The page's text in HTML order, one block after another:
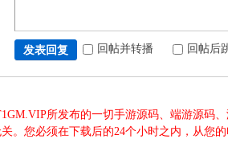
发表回复 回帖并转播 回帖后
所发布的一切手游源码、端游源码
。您必须在下载后的24个小时之内，从您